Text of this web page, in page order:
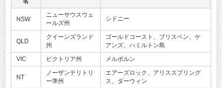
NSW
ニューサウスウェ
ールズ州
シドニー
QLD
クイーンズランド
州
ゴールドコースト、ブリスベン、ケ
アンズ、ハミルトン島
VIC
ビクトリア州 メルボルン
NT
ノーザンテリトリ
ー準州
エアーズロック、アリススプリング
ス、ダーウィン